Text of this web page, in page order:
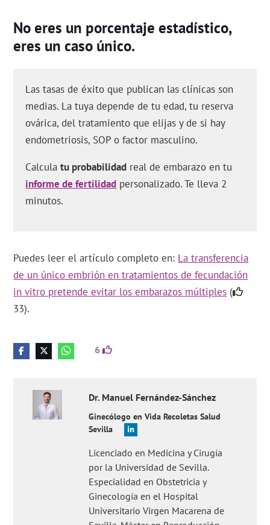
No eres un porcentaje estadístico,
eres un caso único.
Las tasas de éxito que publican las clínicas son
medias. La tuya depende de tu edad, tu reserva
ovárica, del tratamiento que elijas y de si hay
endometriosis, SOP o factor masculino.
Calculatu probabilidad real de embarazo en tu
informe de fertilidad personalizado. Te lleva 2
minutos.
Puedes leer el artículo completo en: La transferencia
de un único embrión en tratamientos de fecundación
in vitro pretende evitar los embarazos múltiples (
33).
6
Dr. Manuel Fernández-Sánchez
Ginecólogo en Vida Recoletas Salud
Sevilla
Licenciado en Medicina y Cirugía
por la Universidad de Sevilla.
Especialidad en Obstetricia y
Ginecología en el Hospital
Universitario Virgen Macarena de